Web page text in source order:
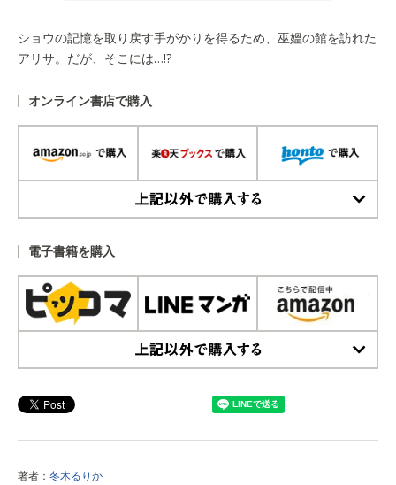
ショウの記憶を取り戻す手がかりを得るため、巫媼の館を訪れた
アリサ。だが、そこには…!?
オンライン書店で購入
電子書籍を購入
著者： 冬木るりか